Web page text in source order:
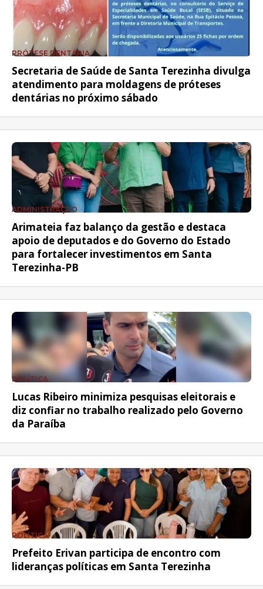
PRÓTESE DENTÁRIA
Secretaria de Saúde de Santa Terezinha divulga
atendimento para moldagens de próteses
dentárias no próximo sábado
ADMINISTRAÇÃO
Arimateia faz balanço da gestão e destaca
apoio de deputados e do Governo do Estado
para fortalecer investimentos em Santa
Terezinha-PB
POLÍTICA
Lucas Ribeiro minimiza pesquisas eleitorais e
diz confiar no trabalho realizado pelo Governo
da Paraíba
POLÍTICA
Prefeito Erivan participa de encontro com
lideranças políticas em Santa Terezinha